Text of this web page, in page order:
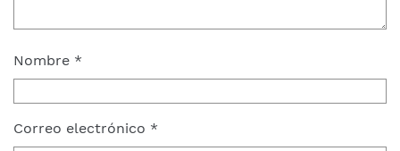
Nombre *
Correo electrónico *